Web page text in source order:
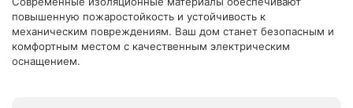
повышенную пожаростойкость и устойчивость к
механическим повреждениям. Ваш дом станет безопасным и
комфортным местом с качественным электрическим
оснащением.